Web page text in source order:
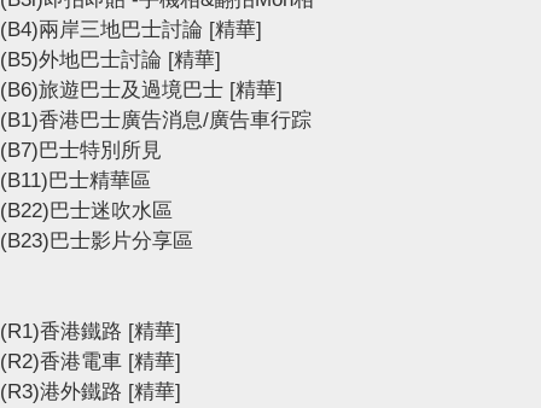
(B4)兩岸三地巴士討論 [精華]
(B5)外地巴士討論 [精華]
(B6)旅遊巴士及過境巴士 [精華]
(B1)香港巴士廣告消息/廣告車行踪
(B7)巴士特別所見
(B11)巴士精華區
(B22)巴士迷吹水區
(B23)巴士影片分享區
(R1)香港鐵路 [精華]
(R2)香港電車 [精華]
(R3)港外鐵路 [精華]